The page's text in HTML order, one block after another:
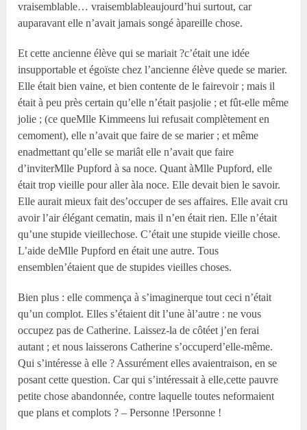
vraisemblable… vraisemblableaujourd’hui surtout, car
auparavant elle n’avait jamais songé àpareille chose.
Et cette ancienne élève qui se mariait ?c’était une idée
insupportable et égoïste chez l’ancienne élève quede se marier.
Elle était bien vaine, et bien contente de le fairevoir ; mais il
était à peu près certain qu’elle n’était pasjolie ; et fût-elle même
jolie ; (ce queMlle Kimmeens lui refusait complètement en
cemoment), elle n’avait que faire de se marier ; et même
enadmettant qu’elle se mariât elle n’avait que faire
d’inviterMlle Pupford à sa noce. Quant àMlle Pupford, elle
était trop vieille pour aller àla noce. Elle devait bien le savoir.
Elle aurait mieux fait des’occuper de ses affaires. Elle avait cru
avoir l’air élégant cematin, mais il n’en était rien. Elle n’était
qu’une stupide vieillechose. C’était une stupide vieille chose.
L’aide deMlle Pupford en était une autre. Tous
ensemblen’étaient que de stupides vieilles choses.
Bien plus : elle commença à s’imaginerque tout ceci n’était
qu’un complot. Elles s’étaient dit l’une àl’autre : ne vous
occupez pas de Catherine. Laissez-la de côtéet j’en ferai
autant ; et nous laisserons Catherine s’occuperd’elle-même.
Qui s’intéresse à elle ? Assurément elles avaientraison, en se
posant cette question. Car qui s’intéressait à elle,cette pauvre
petite chose abandonnée, contre laquelle toutes neformaient
que plans et complots ? – Personne !Personne !